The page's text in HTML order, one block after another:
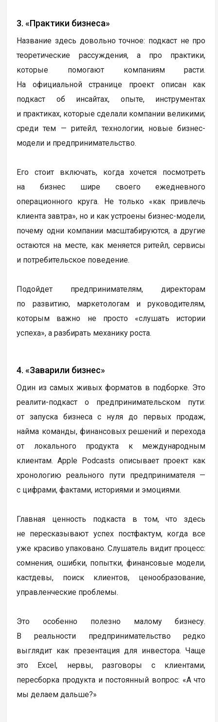
3. «Практики бизнеса»
Название здесь довольно точное: подкаст не про
теоретические рассуждения, а про практики,
которые помогают компаниям расти.
На официальной странице проект описан как
подкаст об инсайтах, опыте, инструментах
и практиках, которые сделали компании великими;
среди тем — ритейл, технологии, новые бизнес-
модели и предпринимательство.
Его стоит включать, когда хочется посмотреть
на бизнес шире своего ежедневного
операционного круга. Не только «как привлечь
клиента завтра», но и как устроены бизнес-модели,
почему одни компании масштабируются, а другие
остаются на месте, как меняется ритейл, сервисы
и потребительское поведение.
Подойдет предпринимателям, директорам
по развитию, маркетологам и руководителям,
которым важно не просто «слушать истории
успеха», а разбирать механику роста.
4. «Заварили бизнес»
Один из самых живых форматов в подборке. Это
реалити-подкаст о предпринимательском пути:
от запуска бизнеса с нуля до первых продаж,
найма команды, финансовых решений и перехода
от локального продукта к международным
клиентам. Apple Podcasts описывает проект как
хронологию реального пути предпринимателя —
с цифрами, фактами, историями и эмоциями.
Главная ценность подкаста в том, что здесь
не пересказывают успех постфактум, когда все
уже красиво упаковано. Слушатель видит процесс:
сомнения, ошибки, попытки, финансовые модели,
кастдевы, поиск клиентов, ценообразование,
управленческие проблемы.
Это особенно полезно малому бизнесу.
В реальности предпринимательство редко
выглядит как презентация для инвестора. Чаще
это Excel, нервы, разговоры с клиентами,
пересборка продукта и постоянный вопрос: «А что
мы делаем дальше?»